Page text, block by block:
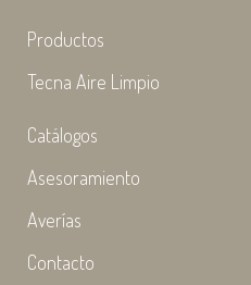
Productos
Tecna Aire Limpio
Catálogos
Asesoramiento
Averías
Contacto